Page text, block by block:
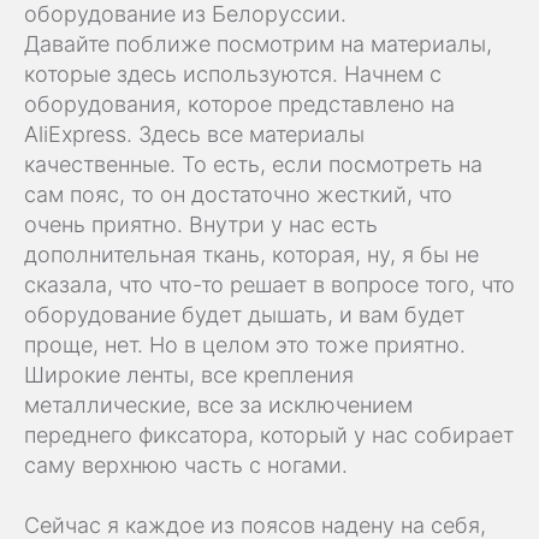
оборудование из Белоруссии.
Давайте поближе посмотрим на материалы,
которые здесь используются. Начнем с
оборудования, которое представлено на
AliExpress. Здесь все материалы
качественные. То есть, если посмотреть на
сам пояс, то он достаточно жесткий, что
очень приятно. Внутри у нас есть
дополнительная ткань, которая, ну, я бы не
сказала, что что-то решает в вопросе того, что
оборудование будет дышать, и вам будет
проще, нет. Но в целом это тоже приятно.
Широкие ленты, все крепления
металлические, все за исключением
переднего фиксатора, который у нас собирает
саму верхнюю часть с ногами.
Сейчас я каждое из поясов надену на себя,